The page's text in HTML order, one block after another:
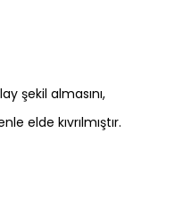
şekil almasını,
elde kıvrılmıştır.